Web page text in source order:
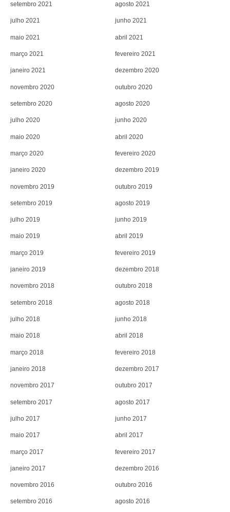
setembro 2021 agosto 2021
julho 2021 junho 2021
maio 2021 abril 2021
março 2021 fevereiro 2021
janeiro 2021 dezembro 2020
novembro 2020 outubro 2020
setembro 2020 agosto 2020
julho 2020 junho 2020
maio 2020 abril 2020
março 2020 fevereiro 2020
janeiro 2020 dezembro 2019
novembro 2019 outubro 2019
setembro 2019 agosto 2019
julho 2019 junho 2019
maio 2019 abril 2019
março 2019 fevereiro 2019
janeiro 2019 dezembro 2018
novembro 2018 outubro 2018
setembro 2018 agosto 2018
julho 2018 junho 2018
maio 2018 abril 2018
março 2018 fevereiro 2018
janeiro 2018 dezembro 2017
novembro 2017 outubro 2017
setembro 2017 agosto 2017
julho 2017 junho 2017
maio 2017 abril 2017
março 2017 fevereiro 2017
janeiro 2017 dezembro 2016
novembro 2016 outubro 2016
setembro 2016 agosto 2016